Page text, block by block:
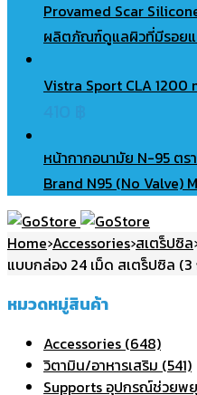
Provamed Scar
ผลิตภัณฑ์ดูแลผิวที่มีรอยแ
Vistra Sport CLA 1200
หน้ากากอนามัย N-95 ตร
Brand N95 (No Valve)
Home›Accessories›สเตร็ปซิล
แบบกล่อง 24 เม็ด สเตร็ปซิล (3
หมวดหมู่สินค้า
Accessories (648)
วิตามิน/อาหารเสริม (541)
Supports อุปกรณ์ช่วยพ